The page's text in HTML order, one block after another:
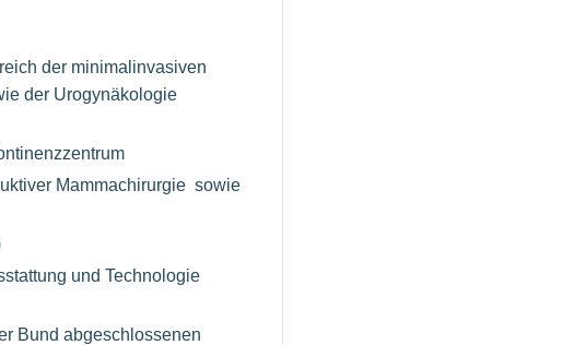
der minimalinvasiven
der Urogynäkologie
Mammachirurgie sowie
und Technologie
Bund abgeschlossenen